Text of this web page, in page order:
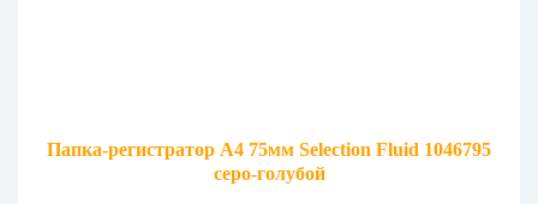
Папка-регистратор А4 75мм Selection Fluid 1046795
серо-голубой